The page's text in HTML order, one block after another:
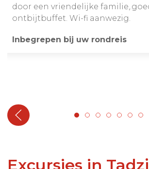
door een vriendelijke
ontbijtbuffet. Wi-fi aanwezig.
Inbegrepen bij uw rondreis
Excursies in